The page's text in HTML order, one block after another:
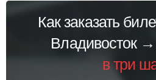
Как заказать
Владивосток
в три